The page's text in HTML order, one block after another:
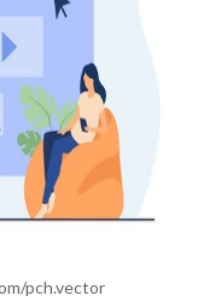
pch.vector